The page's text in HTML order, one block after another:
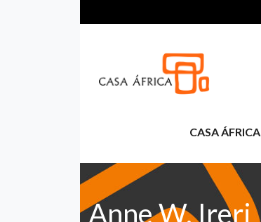
CASA ÁFRICA
Anne W. Ireri